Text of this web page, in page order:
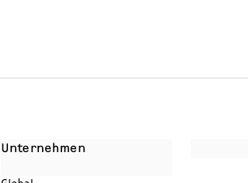
Unternehmen